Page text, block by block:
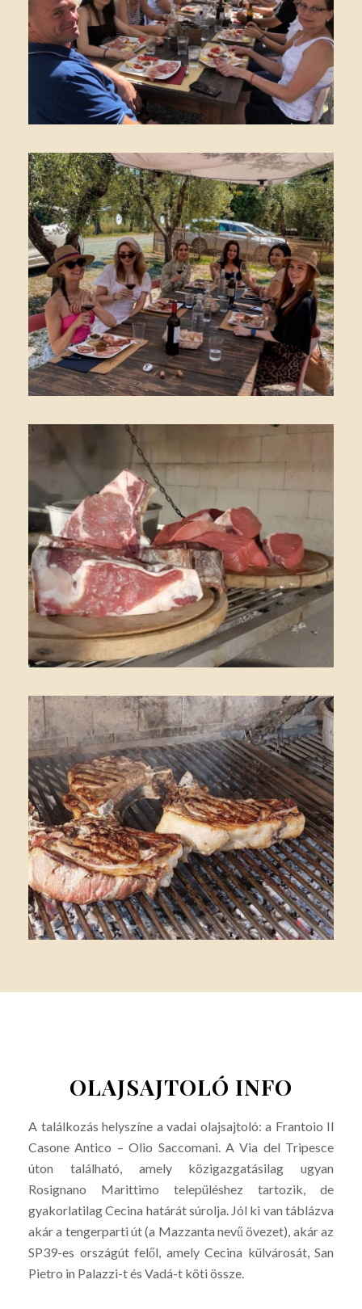
OLAJSAJTOLÓ INFO
A találkozás helyszíne a vadai olajsajtoló: a Frantoio Il
Casone Antico – Olio Saccomani. A Via del Tripesce
úton található, amely közigazgatásilag ugyan
Rosignano Marittimo településhez tartozik, de
gyakorlatilag Cecina határát súrolja. Jól ki van táblázva
akár a tengerparti út (a Mazzanta nevű övezet), akár az
SP39-es országút felől, amely Cecina külvárosát, San
Pietro in Palazzi-t és Vadá-t köti össze.